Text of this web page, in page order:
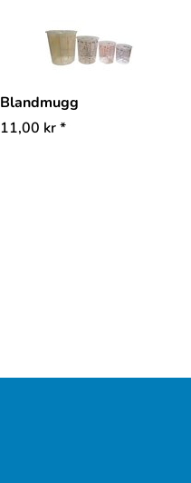
Blandmugg
11,00 kr*